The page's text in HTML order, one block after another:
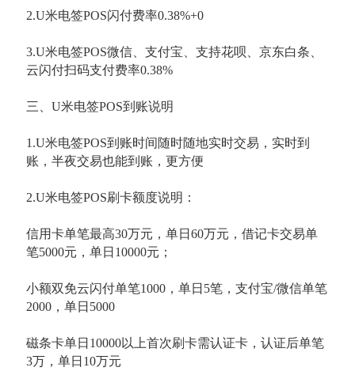
2.U米电签POS闪付费率0.38%+0
3.U米电签POS微信、支付宝、支持花呗、京东白条、
云闪付扫码支付费率0.38%
三、U米电签POS到账说明
1.U米电签POS到账时间随时随地实时交易，实时到
账，半夜交易也能到账，更方便
2.U米电签POS刷卡额度说明：
信用卡单笔最高30万元，单日60万元，借记卡交易单
笔5000元，单日10000元；
小额双免云闪付单笔1000，单日5笔，支付宝/微信单笔
2000，单日5000
磁条卡单日10000以上首次刷卡需认证卡，认证后单笔
3万，单日10万元